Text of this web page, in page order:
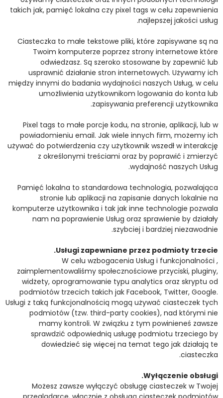
takich jak, pamięć lokalna czy pixel tags w celu zapewnienia
najlepszej jakości usług.
Ciasteczka to małe tekstowe pliki, które zapisywane są na
Twoim komputerze poprzez strony internetowe które
odwiedzasz. Są szeroko stosowane by zapewnić lub
usprawnić działanie stron internetowych. Używamy ich
między innymi do badania wydajności naszych Usług, w celu
umożliwienia użytkownikom logowania do konta lub
zapisywania preferencji użytkownika.
Pixel tags to małe porcje kodu, na stronie, aplikacji, lub w
powiadomieniu email. Jak wiele innych firm, możemy ich
używać do potwierdzenia czy użytkownik wszedł w interakcję
z określonymi treściami oraz by poprawić i zmierzyć
wydajność naszych Usług.
Pamięć lokalna to standardowa technologia, pozwalająca
stronie lub aplikacji na zapisanie danych lokalnie na
komputerze użytkownika i tak jak inne technologie pozwala
nam na poprawienie Usług oraz sprawienie by działały
szybciej i bardziej niezawodnie.
Usługi zapewniane przez podmioty trzecie.
W celu wzbogacenia Usług i funkcjonalności ,
zaimplementowaliśmy społecznościowe przyciski, pluginy,
widżety, oprogramowanie typu analytics oraz skryptu od
podmiotów trzecich takich jak Facebook, Twitter, Google.
Usługi z taką funkcjonalnością mogą używać ciasteczek tych
podmiotów (tzw. third-party cookies), nad którymi nie
mamy kontroli. W związku z tym powinieneś zawsze
sprawdzić odpowiednią usługę podmiotu trzeciego by
dowiedzieć się więcej na temat tego jak działają te
ciasteczka.
Wyłączenie obsługi.
Możesz zawsze wyłączyć obsługę ciasteczek w Twojej